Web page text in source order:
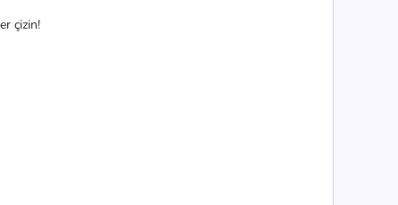
çizin!